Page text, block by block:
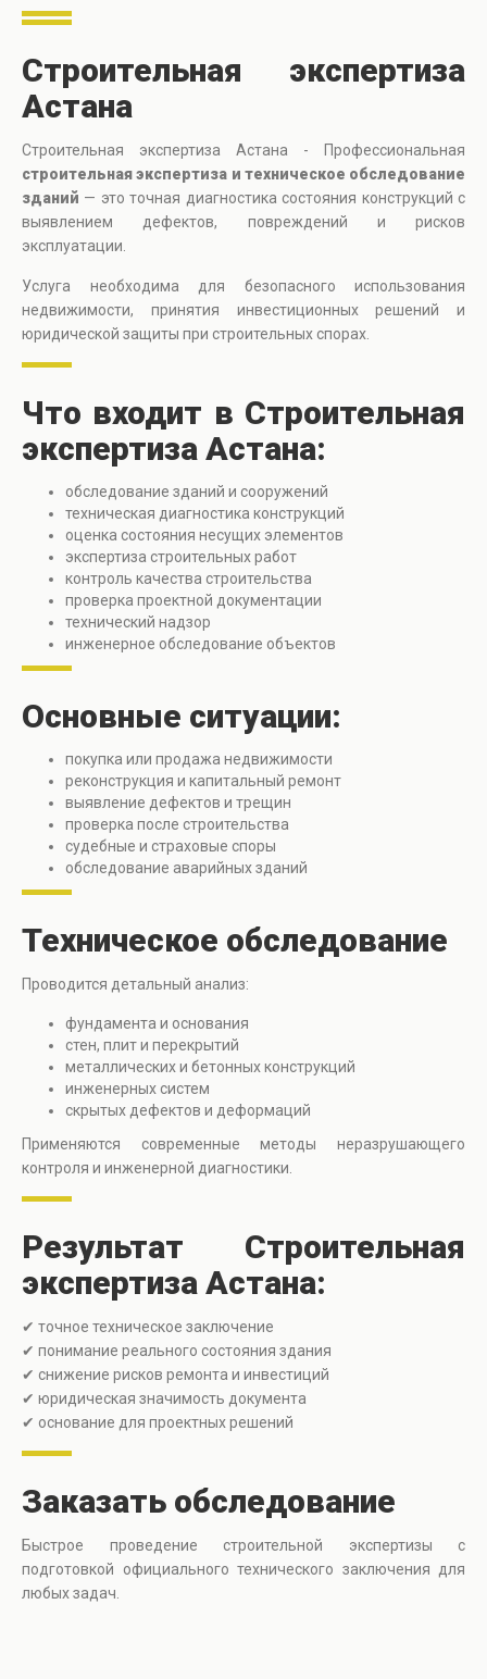
Строительная экспертиза
Астана
Строительная экспертиза Астана - Профессиональная
строительная экспертиза и техническое обследование
зданий — это точная диагностика состояния конструкций с
выявлением дефектов, повреждений и рисков
эксплуатации.
Услуга необходима для безопасного использования
недвижимости, принятия инвестиционных решений и
юридической защиты при строительных спорах.
Что входит в Строительная
экспертиза Астана:
обследование зданий и сооружений
техническая диагностика конструкций
оценка состояния несущих элементов
экспертиза строительных работ
контроль качества строительства
проверка проектной документации
технический надзор
инженерное обследование объектов
Основные ситуации:
покупка или продажа недвижимости
реконструкция и капитальный ремонт
выявление дефектов и трещин
проверка после строительства
судебные и страховые споры
обследование аварийных зданий
Техническое обследование
Проводится детальный анализ:
фундамента и основания
стен, плит и перекрытий
металлических и бетонных конструкций
инженерных систем
скрытых дефектов и деформаций
Применяются современные методы неразрушающего
контроля и инженерной диагностики.
Результат Строительная
экспертиза Астана:
✔ точное техническое заключение
✔ понимание реального состояния здания
✔ снижение рисков ремонта и инвестиций
✔ юридическая значимость документа
✔ основание для проектных решений
Заказать обследование
Быстрое проведение строительной экспертизы с
подготовкой официального технического заключения для
любых задач.